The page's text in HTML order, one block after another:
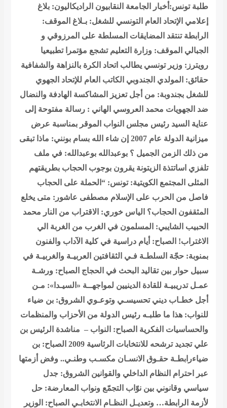
طلبة تونس:أخبار الجامعة النقابيون الراديكاليون: بلاغ
إعلامي الإتحاد العام التونسي للشغل: بـلاغ الموقف:
الرابطة تنتقد المضايقات المسلطة على المرزوقي و
الجبالي الموقف: وزارة التعليم تشجع مؤتمرا تطبيعيا
رويترز: وزير تونسي يطالب اتحاد الكرة بالنزاهة والشفافية
حقائق: المولدي الجندوبي الكاتب العام للإتحاد الجهوي
للشغل بجندوبة: من أجل تعزيز المشاكسة الهادفة والنضال
ضد الجهويات محمد العروسي الهاني : رسالة مفتوحة إلى
عناية السيد رئيس مجلس النواب الموقر بمناسبة عرض
ميزانية الدولة عام 2007 إن شاء الله
بسام بونني: ماذا تبقى
من ذلك الزمن الجميل ؟ بوعبدالله بوعبدالله: في ملف
تلفزي اساتتذة الزيتونة يقرون بوجوب الحجاب بطريقتهم
المثلى المجتمع الكويتية: تونس: “الحملة على الحجاب
فاصل من الحرب على الإسلام مصطفى عاشور: متى يخلع
المثقفون الحجاب؟ الياس خوري: الاقتراب من النار محمد
الحبيب الشايبي: المسلمون في الغرب من الغربة الي
الاغتراب! الصباح: أيام دراسية في كلية الآداب والفنون
بمنوبة: حجّة السلطـة فـي الثقافتين العربيـة والغربيـة في
سبيل حوار بين تقاليد البحث في الحجاج الصباح: ورشـة
عمـل تدريبيـة للقادة الدينيين لمواجهــة «السيـدا»: مـن
أجل خطـاب ديني تحسيسـي وتوعـوي الشروق: بن ضياء
للنواب: هذا ما طلبـه رئيس الدولة من الأحزاب والمنظمات
والحساسيات الفكرية الصباح: النواب – مناشدة الرئيس بن
علي تجديد ترشحه للانتخابات الرئاسية 2009
الصباح: بن
ضياءرابطـة حقـوق الانسـان مكسـب وطنـي.. وفض أزمتها
عبر احترام النظام الداخلي والقوانين الشروق: جدل
سياسي وقانوني بين نوّاب التجمّع ونواب المعارضة: حل
لأزمة الرابطة… وتعديـل النظـام الانتخابـي الصباح: الوزير